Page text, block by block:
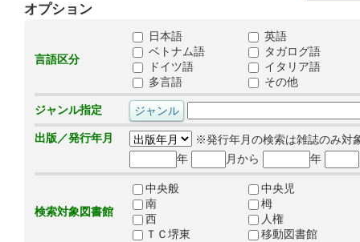
オプション
言語区分
日本語
英語
ベトナム語
タガログ語
ドイツ語
イタリア語
多言語
その他
ジャンル指定
出版／発行年月
※発行年月の検索は雑誌のみ対
年
月から 年
検索対象図書館
中央般
中央児
南
栂
西
人権
ＴＣ堺東
移動図書館